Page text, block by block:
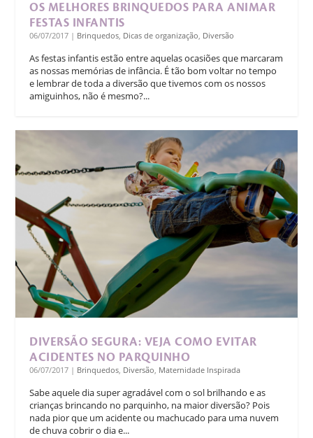
OS MELHORES BRINQUEDOS PARA ANIMAR
FESTAS INFANTIS
06/07/2017 | Brinquedos Dicas de organização Diversão
As festas infantis estão entre aquelas ocasiões que marcaram
as nossas memórias de infância. É tão bom voltar no tempo
e lembrar de toda a diversão que tivemos com os nossos
amiguinhos, não é mesmo?...
DIVERSÃO SEGURA: VEJA COMO EVITAR
ACIDENTES NO PARQUINHO
06/07/2017 | Brinquedos, Diversão, Maternidade Inspirada
Sabe aquele dia super agradável com o sol brilhando e as
crianças brincando no parquinho, na maior diversão? Pois
nada pior que um acidente ou machucado para uma nuvem
de chuva cobrir o dia e...